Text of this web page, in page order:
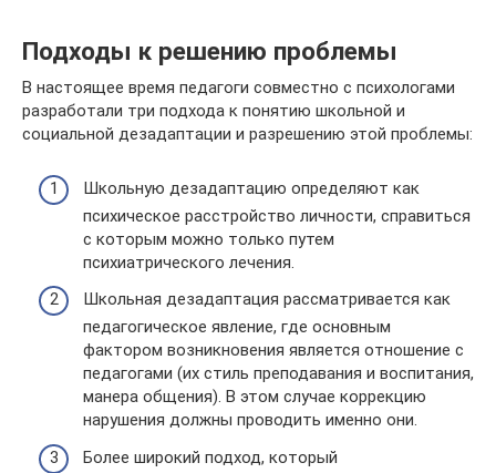
Подходы к решению проблемы
В настоящее время педагоги совместно с психологами
разработали три подхода к понятию школьной и
социальной дезадаптации и разрешению этой проблемы:
Школьную дезадаптацию определяют как
психическое расстройство личности, справиться
с которым можно только путем
психиатрического лечения.
Школьная дезадаптация рассматривается как
педагогическое явление, где основным
фактором возникновения является отношение с
педагогами (их стиль преподавания и воспитания,
манера общения). В этом случае коррекцию
нарушения должны проводить именно они.
Более широкий подход, который